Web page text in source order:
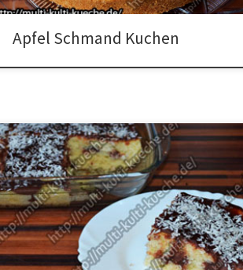
Apfel Schmand Kuchen
Zutaten 2 Eier120g Zucker70ml Öl600ml Milch200g
Mehl1 Pack. Backpulver1 Pack. Vanillezucker1 Schoko
PuddingpulverKokosraspeln Zubereitung Die Eier und
80g Zucker vermischen. Dann das Öl, 100ml Milch,
Backpulver, Vanillezucker und das Mehl dazugeben
und daraus einen Teig herstellen. Die Form mit etwas
Öl einfetten. Den Teig hinein geben und bei 180°C
goldbraun […]